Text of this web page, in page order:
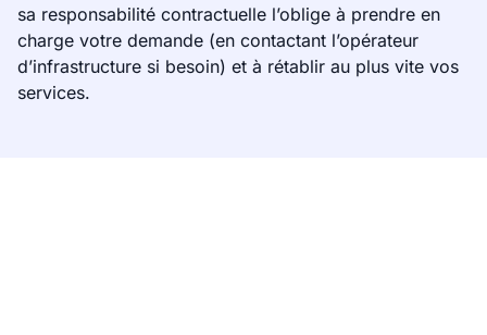
sa responsabilité contractuelle l’oblige à prendre en
charge votre demande (en contactant l’opérateur
d’infrastructure si besoin) et à rétablir au plus vite vos
services.